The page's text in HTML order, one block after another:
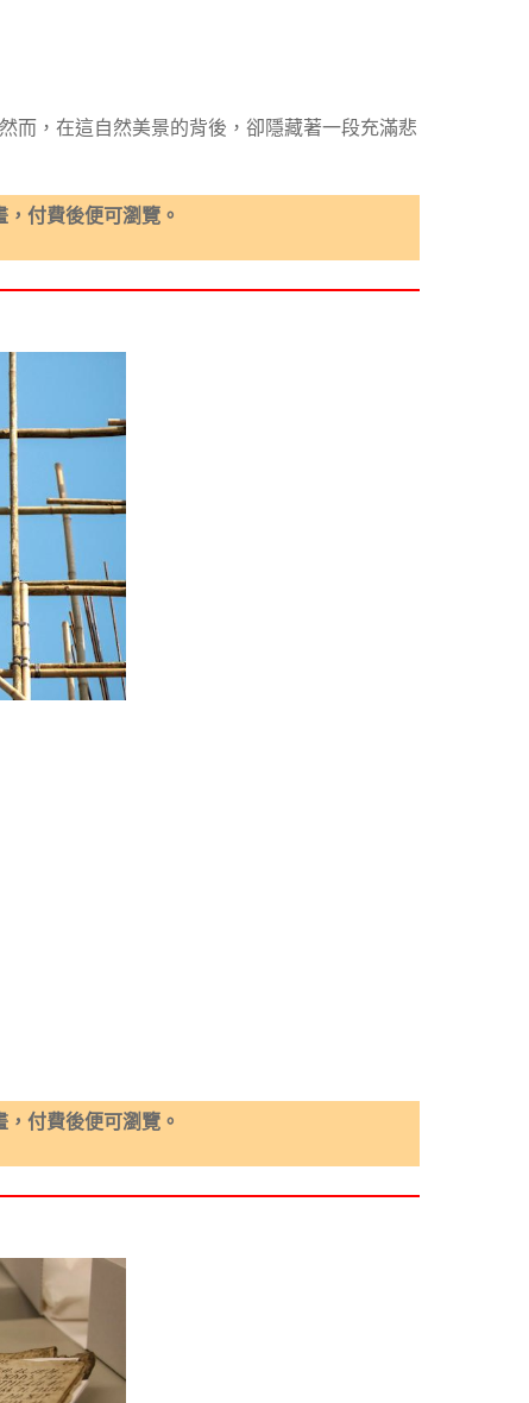
而，在這自然美景的背後，卻隱藏著一段充滿悲
付費後便可瀏覽。
付費後便可瀏覽。